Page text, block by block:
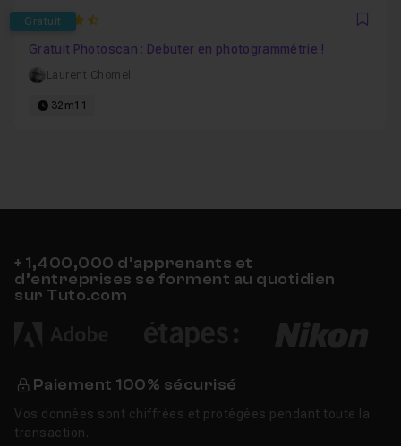
Gratuit
4.7692307692308
Gratuit Photoscan : Debuter en photogrammétrie !
Laurent Chomel
32m11
+ 1,400,000 d’apprenants et
d’entreprises se forment au quotidien
sur Tuto.com
Paiement 100% sécurisé
Vos données sont chiffrées et protégées pendant toute la
transaction.